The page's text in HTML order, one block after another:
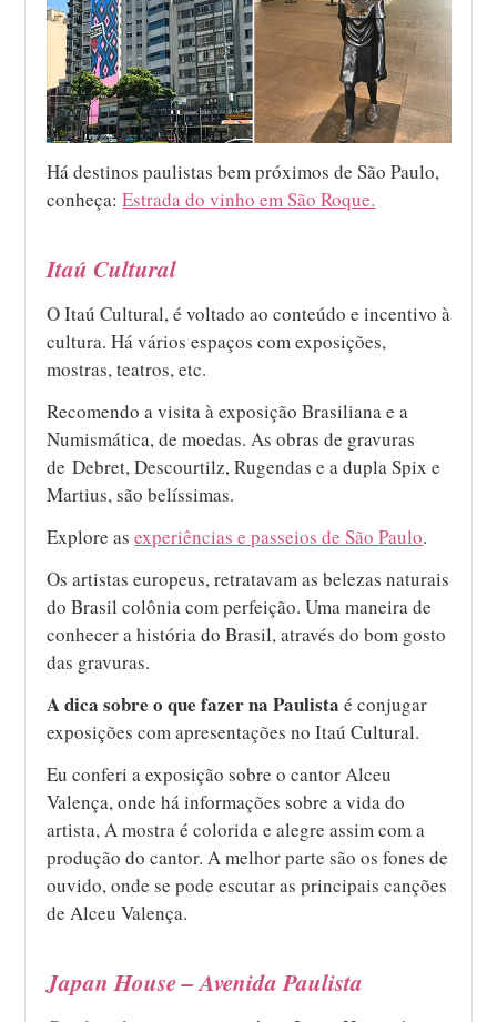
Há destinos paulistas bem próximos de São Paulo,
conheça:Estrada do vinho em São Roque.
Itaú Cultural
O Itaú Cultural, é voltado ao conteúdo e incentivo à
cultura. Há vários espaços com exposições,
mostras, teatros, etc.
Recomendo a visita à exposição Brasiliana e a
Numismática, de moedas. As obras de gravuras
de Debret, Descourtilz, Rugendas e a dupla Spix e
Martius, são belíssimas.
Explore asexperiências e passeios de São Paulo.
Os artistas europeus, retratavam as belezas naturais
do Brasil colônia com perfeição. Uma maneira de
conhecer a história do Brasil, através do bom gosto
das gravuras.
A dica sobre o que fazer na Paulista é conjugar
exposições com apresentações no Itaú Cultural.
Eu conferi a exposição sobre o cantor Alceu
Valença, onde há informações sobre a vida do
artista, A mostra é colorida e alegre assim com a
produção do cantor. A melhor parte são os fones de
ouvido, onde se pode escutar as principais canções
de Alceu Valença.
Japan House – Avenida Paulista